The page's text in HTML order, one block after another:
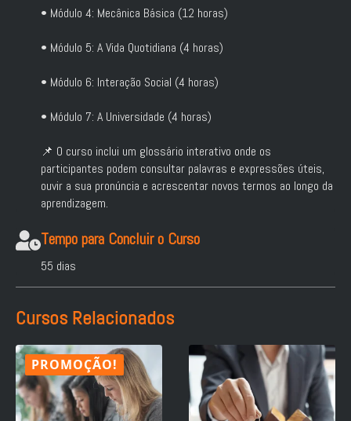
• Módulo 4: Mecânica Básica (12 horas)
• Módulo 5: A Vida Quotidiana (4 horas)
• Módulo 6: Interação Social (4 horas)
• Módulo 7: A Universidade (4 horas)
📌 O curso inclui um glossário interativo onde os
participantes podem consultar palavras e expressões úteis,
ouvir a sua pronúncia e acrescentar novos termos ao longo da
aprendizagem.
Tempo para Concluir o Curso
55 dias
Cursos Relacionados
PROMOÇÃO!